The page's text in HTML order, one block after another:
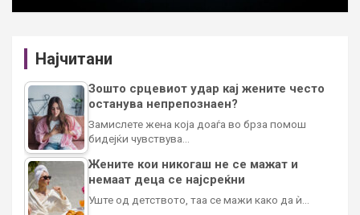
Најчитани
Зошто срцевиот удар кај жените често
останува непрепознаен?
Замислете жена која доаѓа во брза помош
бидејќи чувствува…
Жените кои никогаш не се мажат и
немаат деца се најсреќни
Уште од детството, таа се мажи како да ѝ…